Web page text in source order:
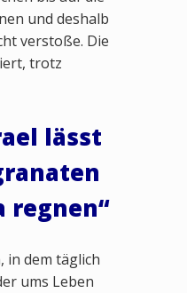
und deshalb
verstoße. Die
trotz
lässt
regnen“
in dem täglich
ums Leben